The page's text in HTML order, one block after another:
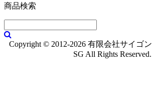
商品検索
Copyright © 2012-2026 有限会社サイゴ
SG All Rights Reserved.